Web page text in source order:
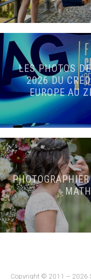
LES PHOTOS
2026 DU
EUROPE AU
:
Copyright © 2011 – 2026